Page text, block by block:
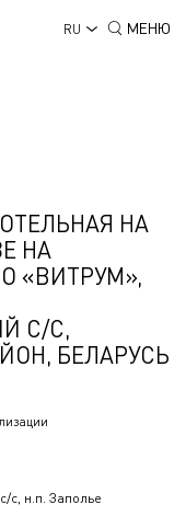
RU МЕНЮ
с, н.п. Заполье
НА
НА
«ВИТРУМ»,
С/С,
БЕЛАРУСЬ